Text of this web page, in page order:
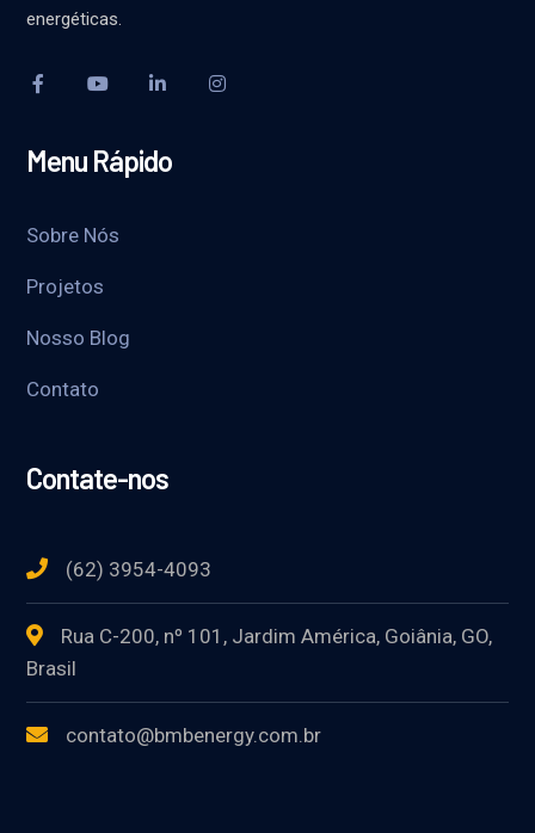
energéticas.
Menu Rápido
Sobre Nós
Projetos
Nosso Blog
Contato
Contate-nos
(62) 3954-4093
Rua C-200, nº 101, Jardim América, Goiânia, GO,
Brasil
contato@bmbenergy.com.br